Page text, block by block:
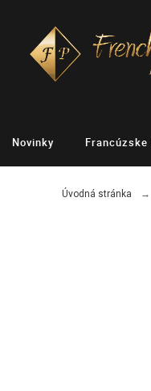
Novinky Francúzske
Úvodná stránka